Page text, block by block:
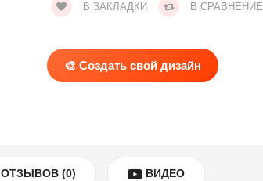
В ЗАКЛАДКИ В СРАВНЕНИЕ
🎨 Создать свой дизайн
ОТЗЫВОВ (0) ВИДЕО